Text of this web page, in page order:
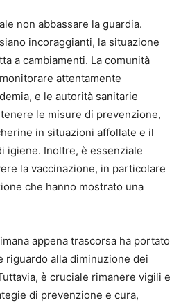
non abbassare la guardia.
incoraggianti, la situazione
a cambiamenti. La comunità
attentamente
e le autorità sanitarie
le misure di prevenzione,
in situazioni affollate e il
igiene. Inoltre, è essenziale
la vaccinazione, in particolare
che hanno mostrato una
appena trascorsa ha portato
riguardo alla diminuzione dei
è cruciale rimanere vigili e
di prevenzione e cura,